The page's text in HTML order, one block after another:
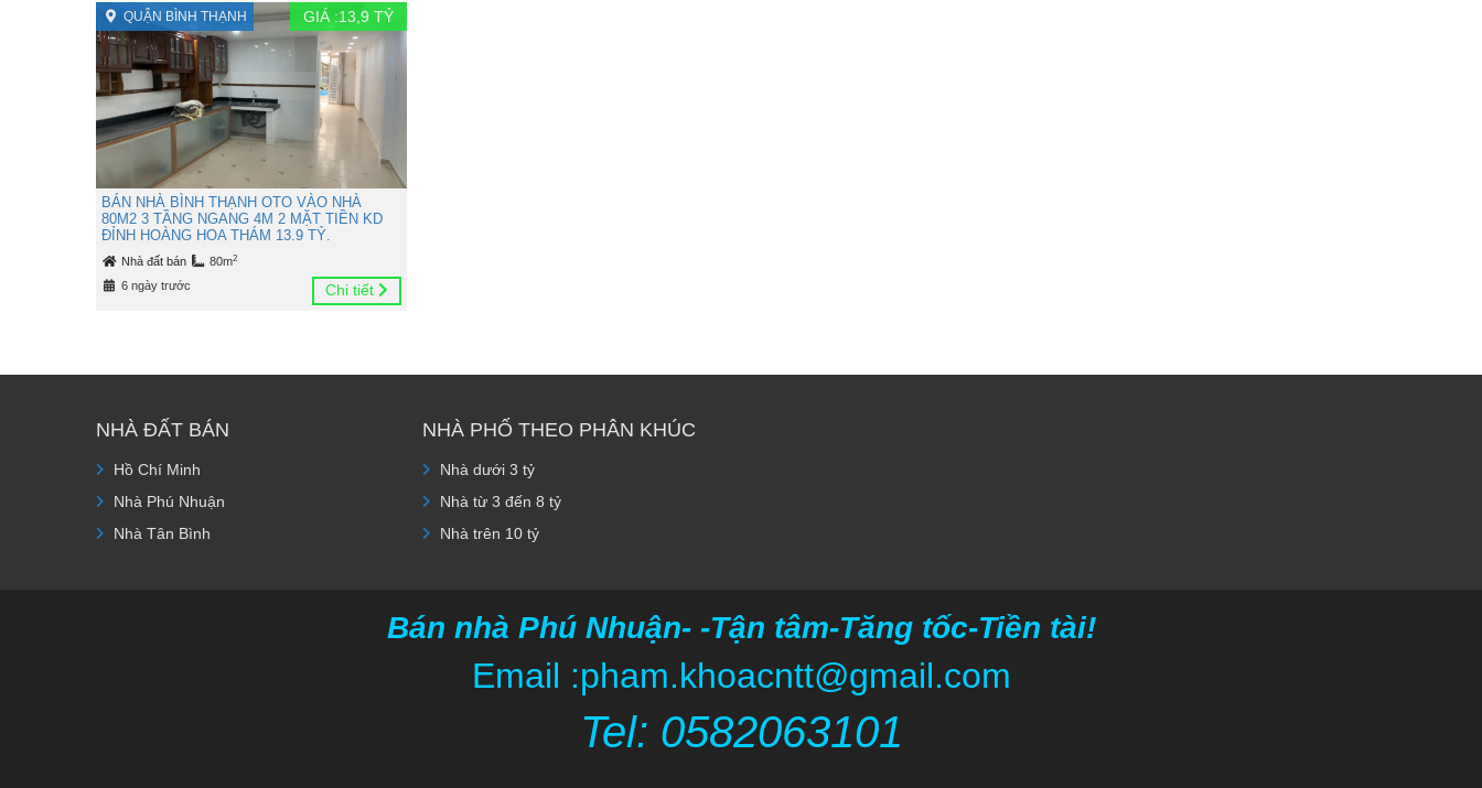
QUẬN BÌNH THẠNH GIÁ :13,9 TỶ
BÁN NHÀ BÌNH THẠNH OTO VÀO NHÀ
80M2 3 TẦNG NGANG 4M 2 MẶT TIỀN KD
ĐỈNH HOÀNG HOA THÁM 13.9 TỶ.
Nhà đất bán 80m2
6 ngày trước Chi tiết
NHÀ ĐẤT BÁN
Hồ Chí Minh
Nhà Phú Nhuận
Nhà Tân Bình
NHÀ PHỐ THEO PHÂN KHÚC
Nhà dưới 3 tỷ
Nhà từ 3 đến 8 tỷ
Nhà trên 10 tỷ
Bán nhà Phú Nhuận- -Tận tâm-Tăng tốc-Tiền tài!
Email :pham.khoacntt@gmail.com
Tel: 0582063101